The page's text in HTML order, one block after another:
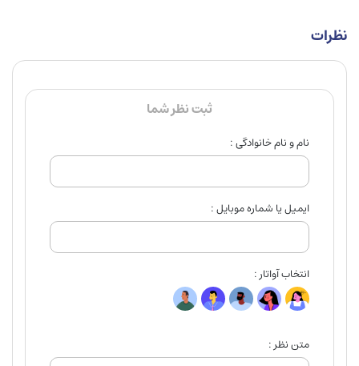
نظرات
ثبت نظر شما
نام و نام خانوادگی :
ایمیل یا شماره موبایل :
انتخاب آواتار :
متن نظر :